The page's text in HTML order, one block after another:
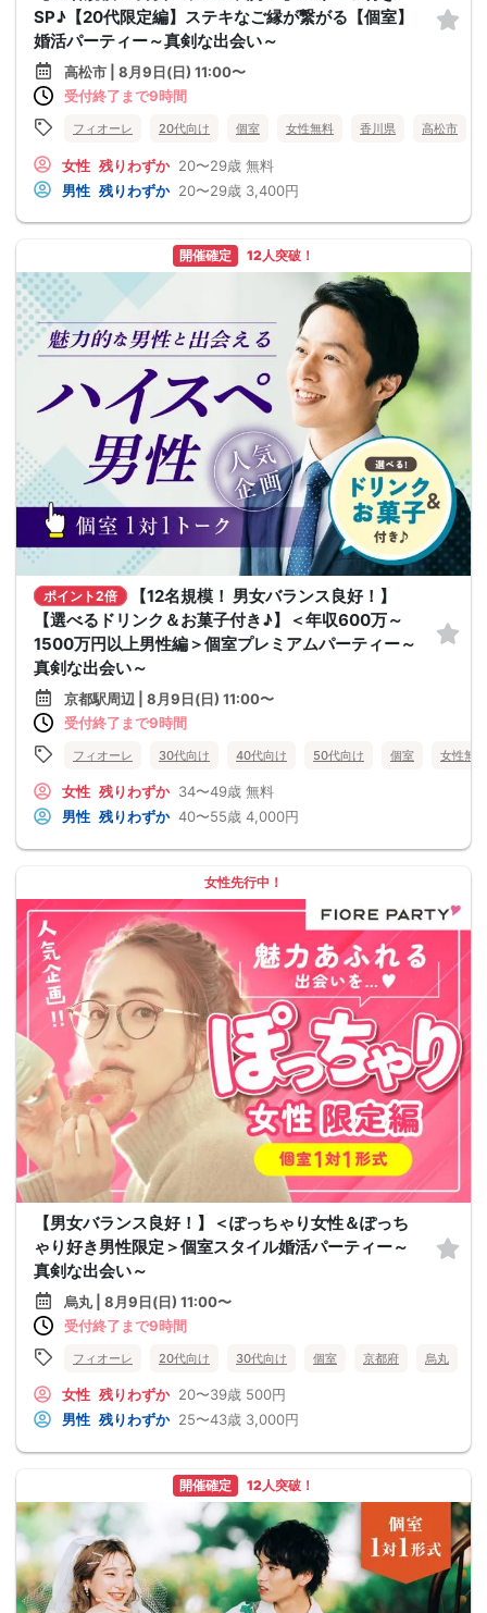
SP♪【20代限定編】ステキなご縁が繋がる【個室】
婚活パーティー～真剣な出会い～
高松市 | 8月9日(日) 11:00〜
受付終了まで9時間
フィオーレ 20代向け 個室 女性無料 香川県 高松市
女性 残りわずか 20〜29歳 無料
男性 残りわずか 20〜29歳 3,400円
開催確定 12人突破！
ポイント2倍
【12名規模！ 男女バランス良好！】
【選べるドリンク＆お菓子付き♪】＜年収600万～
1500万円以上男性編＞個室プレミアムパーティー～
真剣な出会い～
京都駅周辺 | 8月9日(日) 11:00〜
受付終了まで9時間
フィオーレ 30代向け 40代向け 50代向け 個室 女性無料
女性 残りわずか 34〜49歳 無料
男性 残りわずか 40〜55歳 4,000円
女性先行中！
【男女バランス良好！】＜ぽっちゃり女性＆ぽっち
ゃり好き男性限定＞個室スタイル婚活パーティー～
真剣な出会い～
烏丸 | 8月9日(日) 11:00〜
受付終了まで9時間
フィオーレ 20代向け 30代向け 個室 京都府 烏丸
女性 残りわずか 20〜39歳 500円
男性 残りわずか 25〜43歳 3,000円
開催確定 12人突破！